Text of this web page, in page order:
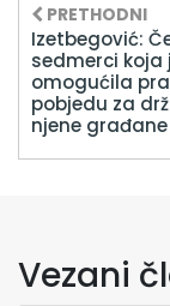
PRETHODNI
Izetbegović:
sedmerci koja
omogućila
pobjedu za
njene građane
Vezani